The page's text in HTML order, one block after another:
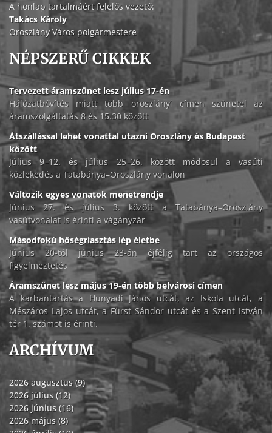
A honlap tartalmáért felelős vezető:
Takács Károly
Oroszlány Város polgármestere
NÉPSZERŰ CIKKEK
Tervezett áramszünet lesz július 17-én
Hálózatbővítés miatt több oroszlányi címen szünetel az
áramszolgáltatás 8 és 15.30 között
Átszállással lehet vonattal utazni Oroszlány és Budapest
között
Július 9–12. és július 25–26. között módosul a vasúti
közlekedés a Tatabánya–Oroszlány vonalon
Változik egyes vonatok menetrendje
Június 27. és július 3. között a Tatabánya–Oroszlány
vasútvonalat is érinti a vágányzár
Másodfokú hőségriasztás lép életbe
Június 20-tól június 23-án éjfélig tart az országos
figyelmeztetés
Áramszünet lesz május 19-én több belvárosi címen
A karbantartás a Hunyadi János utcát, az Iskola utcát, a
Mészáros Lajos utcát, a Fürst Sándor utcát és a Szent István
tér 1. számot is érinti.
ARCHÍVUM
2026 augusztus (9)
2026 július (12)
2026 június (16)
2026 május (8)